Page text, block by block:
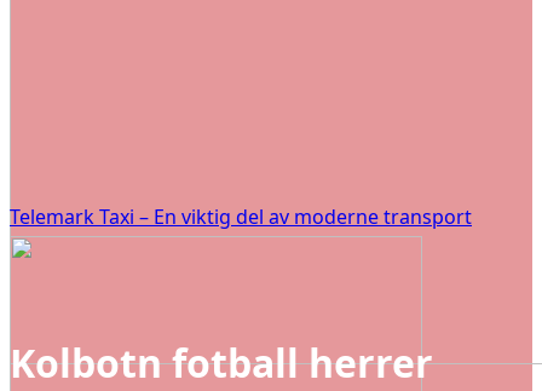
Telemark Taxi – En viktig del av moderne transport
Kolbotn fotball herrer